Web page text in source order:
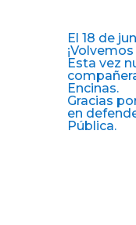
El 18 de
Esta vez
Encinas.
Gracias
en
Pública.